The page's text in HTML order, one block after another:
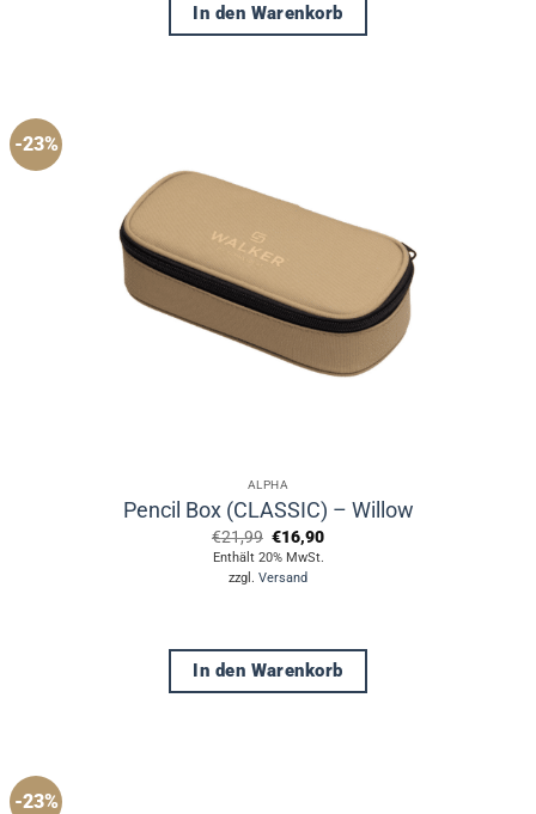
In den Warenkorb
-23%
ALPHA
Pencil Box (CLASSIC) – Willow
€21,99 Ursprünglicher
Preis
war:
€21,99
€16,90Aktueller
Enthält 20% MwSt.
zzgl. Versand
In den Warenkorb
-23%